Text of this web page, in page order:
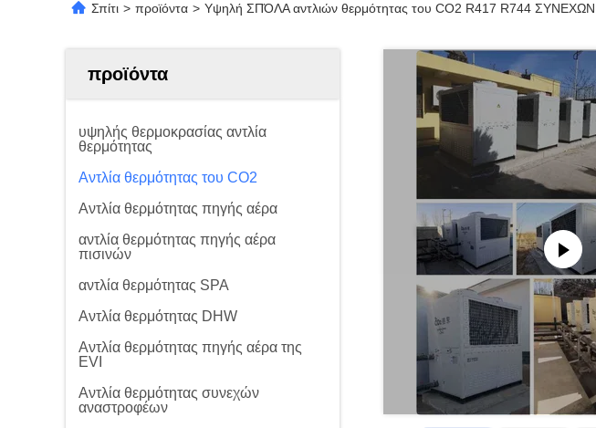
Σπίτι > προϊόντα > Υψηλή ΣΠΌΛΑ αντλιών θερμότητας του CO2 R417 R744 ΣΥΝΕΧΩΝ
προϊόντα
υψηλής θερμοκρασίας αντλία
θερμότητας
Αντλία θερμότητας του CO2
Αντλία θερμότητας πηγής αέρα
αντλία θερμότητας πηγής αέρα
πισινών
αντλία θερμότητας SPA
Αντλία θερμότητας DHW
Αντλία θερμότητας πηγής αέρα της
EVI
Αντλία θερμότητας συνεχών
αναστροφέων